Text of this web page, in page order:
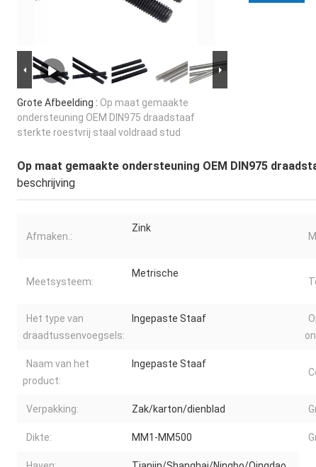
Grote Afbeelding : Op maat gemaakte
ondersteuning OEM DIN975 draadstaaf
sterkte roestvrij staal voldraad stud
Op maat gemaakte ondersteuning OEM DIN975
beschrijving
Afmaken.:
Zink
Meetsysteem:
Metrische
Het type van
draadtussenvoegsels:
Ingepaste Staaf
Naam van het
product:
Ingepaste Staaf
Verpakking: Zak/karton/dienblad
Dikte: MM1-MM500